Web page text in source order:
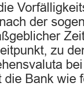
der
zu
die Bank wie